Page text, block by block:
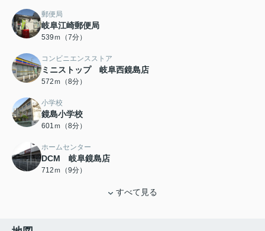
郵便局
岐阜江崎郵便局
539ｍ（7分）
コンビニエンスストア
ミニストップ 岐阜西鏡島店
572ｍ（8分）
小学校
鏡島小学校
601ｍ（8分）
ホームセンター
DCM 岐阜鏡島店
712ｍ（9分）
すべて見る